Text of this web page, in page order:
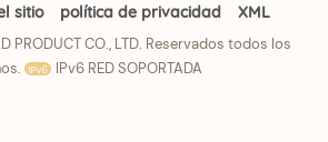
sitio política de privacidad XML
PRODUCT CO., LTD. Reservados todos los
IPv6 RED SOPORTADA